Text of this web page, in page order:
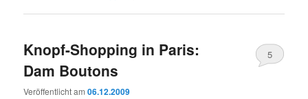
Knopf-Shopping in Paris:
Dam Boutons
Veröffentlicht am06.12.2009
5